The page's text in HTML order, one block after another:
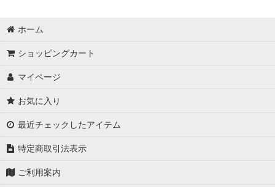
ホーム
ショッピングカート
マイページ
お気に入り
最近チェックしたアイテム
特定商取引法表示
ご利用案内